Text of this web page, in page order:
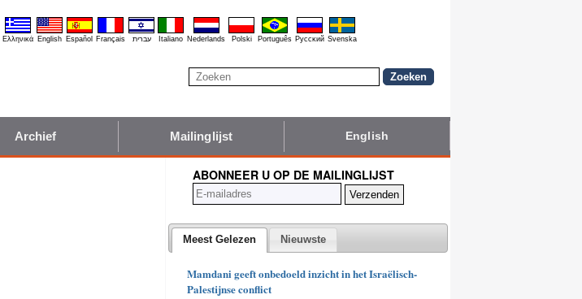
Ελληνικά English Español Français עברית Italiano Nederlands Polski Português Pyccĸий Svenska
Archief Mailinglijst English
ABONNEER U OP DE MAILINGLIJST
Meest Gelezen Nieuwste
Mamdani geeft onbedoeld inzicht in het Israëlisch-
Palestijnse conflict